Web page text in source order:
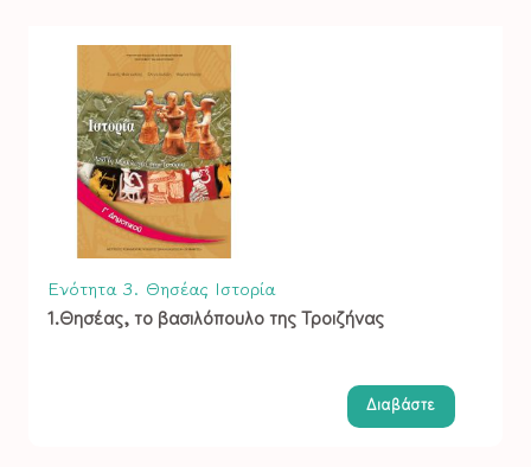
Ενότητα 3. Θησέας Ιστορία
1.Θησέας, το βασιλόπουλο της Τροιζήνας
Διαβάστε